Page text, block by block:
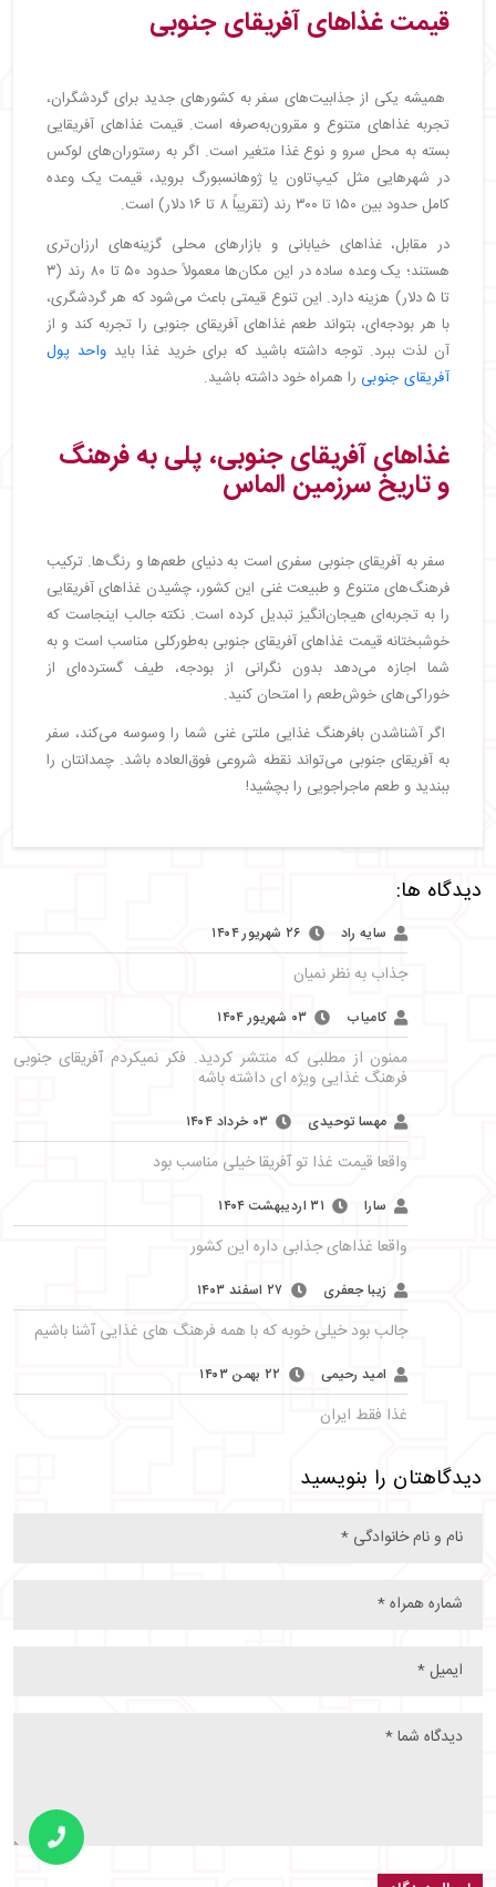
قیمت غذاهای آفریقای جنوبی
همیشه یکی از جذابیت‌های سفر به کشورهای جدید برای گردشگران،
تجربه غذاهای متنوع و مقرون‌به‌صرفه است. قیمت غذاهای آفریقایی
بسته به محل سرو و نوع غذا متغیر است. اگر به رستوران‌های لوکس
در شهرهایی مثل کیپ‌تاون یا ژوهانسبورگ بروید، قیمت یک وعده
کامل حدود بین ۱۵۰ تا ۳۰۰ رند (تقریباً ۸ تا ۱۶ دلار) است.
در مقابل، غذاهای خیابانی و بازارهای محلی گزینه‌های ارزان‌تری
هستند؛ یک وعده ساده در این مکان‌ها معمولاً حدود ۵۰ تا ۸۰ رند (۳
تا ۵ دلار) هزینه دارد. این تنوع قیمتی باعث می‌شود که هر گردشگری،
با هر بودجه‌ای، بتواند طعم غذاهای آفریقای جنوبی را تجربه کند و از
آن لذت ببرد. توجه داشته باشید که برای خرید غذا باید واحد پول
آفریقای جنوبی را همراه خود داشته باشید.
غذاهای آفریقای جنوبی، پلی به فرهنگ
و تاریخ سرزمین الماس
سفر به آفریقای جنوبی سفری است به دنیای طعم‌ها و رنگ‌ها. ترکیب
فرهنگ‌های متنوع و طبیعت غنی این کشور، چشیدن غذاهای آفریقایی
را به تجربه‌ای هیجان‌انگیز تبدیل کرده است. نکته جالب اینجاست که
خوشبختانه قیمت غذاهای آفریقای جنوبی به‌طورکلی مناسب است و به
شما اجازه می‌دهد بدون نگرانی از بودجه، طیف گسترده‌ای از
خوراکی‌های خوش‌طعم را امتحان کنید.
اگر آشناشدن بافرهنگ غذایی ملتی غنی شما را وسوسه می‌کند، سفر
به آفریقای جنوبی می‌تواند نقطه شروعی فوق‌العاده باشد. چمدانتان را
ببندید و طعم ماجراجویی را بچشید!
دیدگاه ها:
سایه راد ۲۶ شهریور ۱۴۰۴
جذاب به نظر نمیان
کامیاب ۰۳ شهریور ۱۴۰۴
ممنون از مطلبی که منتشر کردید. فکر نمیکردم آفریقای جنوبی
فرهنگ غذایی ویژه ای داشته باشه
مهسا توحیدی ۰۳ خرداد ۱۴۰۴
واقعا قیمت غذا تو آفریقا خیلی مناسب بود
سارا ۳۱ اردیبهشت ۱۴۰۴
واقعا غذاهای جذابی داره این کشور
زیبا جعفری ۲۷ اسفند ۱۴۰۳
جالب بود خیلی خوبه که با همه فرهنگ های غذایی آشنا باشیم
امید رحیمی ۲۲ بهمن ۱۴۰۳
غذا فقط ایران
دیدگاهتان را بنویسید